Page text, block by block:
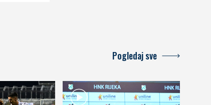
Pogledaj sve